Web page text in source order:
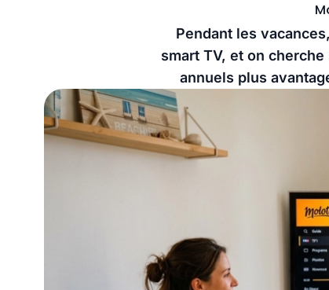
Pendant les
smart TV, et on
annuels plus